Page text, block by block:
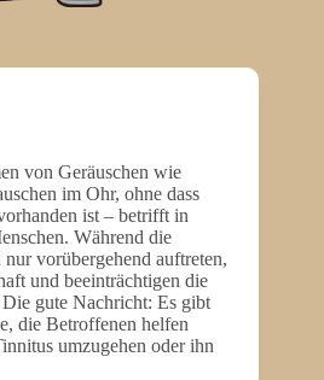
von Geräuschen wie
im Ohr, ohne dass
ist – betrifft in
Während die
vorübergehend auftreten,
und beeinträchtigen die
gute Nachricht: Es gibt
die Betroffenen helfen
umzugehen oder ihn